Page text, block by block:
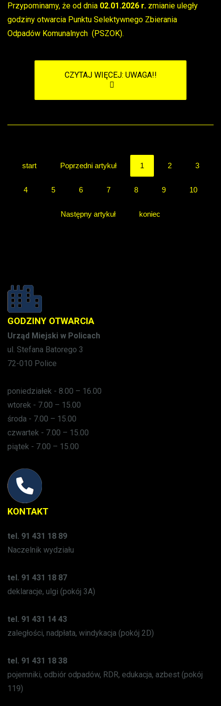
Przypominamy, że od dnia 02.01.2026 r. zmianie uległy
godziny otwarcia Punktu Selektywnego Zbierania
Odpadów Komunalnych (PSZOK).
CZYTAJ WIĘCEJ: UWAGA!!
start Poprzedni artykuł 1 2 3
4 5 6 7 8 9 10
Następny artykuł koniec
GODZINY OTWARCIA
Urząd Miejski w Policach
ul. Stefana Batorego 3
72-010 Police
poniedziałek - 8.00 – 16.00
wtorek - 7.00 – 15.00
środa - 7.00 – 15.00
czwartek - 7.00 – 15.00
piątek - 7.00 – 15.00
KONTAKT
tel. 91 431 18 89
Naczelnik wydziału
tel. 91 431 18 87
deklaracje, ulgi (pokój 3A)
tel. 91 431 14 43
zaległości, nadpłata, windykacja (pokój 2D)
tel. 91 431 18 38
pojemniki, odbiór odpadów, RDR, edukacja, azbest (pokój
119)